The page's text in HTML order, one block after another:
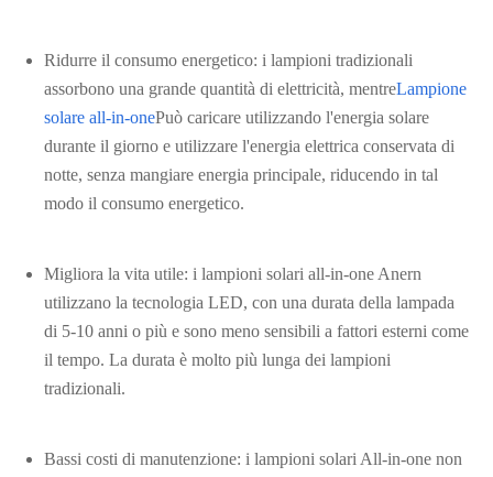
Ridurre il consumo energetico: i lampioni tradizionali
assorbono una grande quantità di elettricità, mentreLampione
solare all-in-onePuò caricare utilizzando l'energia solare
durante il giorno e utilizzare l'energia elettrica conservata di
notte, senza mangiare energia principale, riducendo in tal
modo il consumo energetico.
Migliora la vita utile: i lampioni solari all-in-one Anern
utilizzano la tecnologia LED, con una durata della lampada
di 5-10 anni o più e sono meno sensibili a fattori esterni come
il tempo. La durata è molto più lunga dei lampioni
tradizionali.
Bassi costi di manutenzione: i lampioni solari All-in-one non